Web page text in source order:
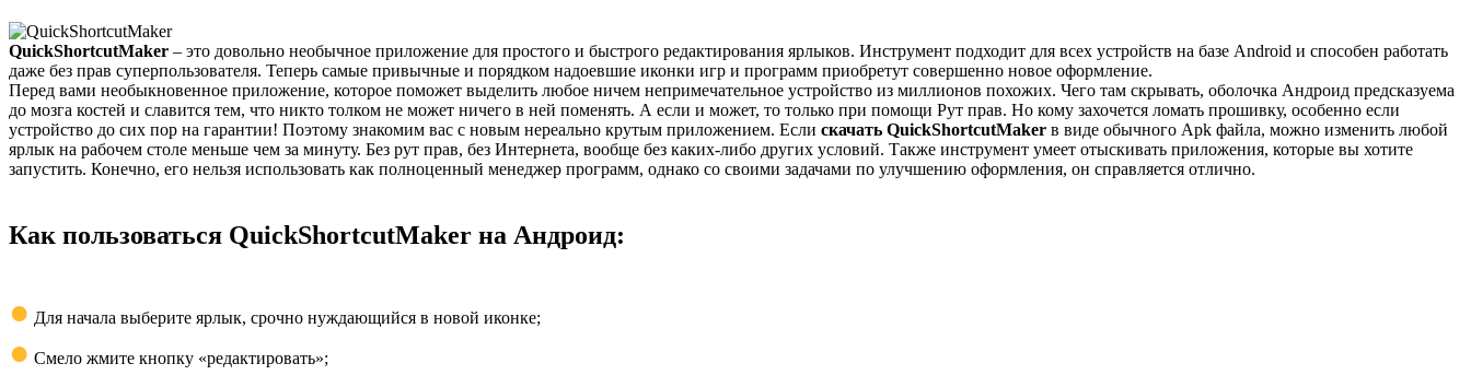
QuickShortcutMaker – это довольно необычное приложение для простого и быстрого редактирования ярлыков. Инструмент подходит для всех устройств на базе Android и способен работать
даже без прав суперпользователя. Теперь самые привычные и порядком надоевшие иконки игр и программ приобретут совершенно новое оформление.
Перед вами необыкновенное приложение, которое поможет выделить любое ничем непримечательное устройство из миллионов похожих. Чего там скрывать, оболочка Андроид предсказуема
до мозга костей и славится тем, что никто толком не может ничего в ней поменять. А если и может, то только при помощи Рут прав. Но кому захочется ломать прошивку, особенно если
устройство до сих пор на гарантии! Поэтому знакомим вас с новым нереально крутым приложением. Если скачать QuickShortcutMaker в виде обычного Apk файла, можно изменить любой
ярлык на рабочем столе меньше чем за минуту. Без рут прав, без Интернета, вообще без каких-либо других условий. Также инструмент умеет отыскивать приложения, которые вы хотите
запустить. Конечно, его нельзя использовать как полноценный менеджер программ, однако со своими задачами по улучшению оформления, он справляется отлично.
Как пользоваться QuickShortcutMaker на Андроид:
● Для начала выберите ярлык, срочно нуждающийся в новой иконке;
● Смело жмите кнопку «редактировать»;